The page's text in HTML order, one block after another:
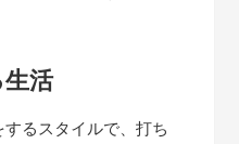
活
るスタイルで、打ち